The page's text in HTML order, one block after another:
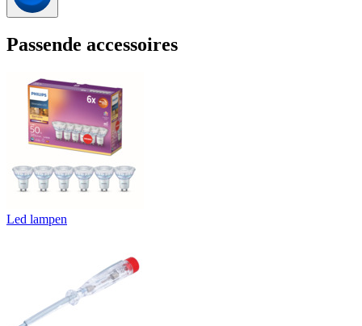
Passende accessoires
Led lampen